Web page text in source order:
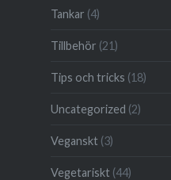
Tankar (4)
Tillbehör (21)
Tips och tricks (18)
Uncategorized (2)
Veganskt(3)
Vegetariskt(44)